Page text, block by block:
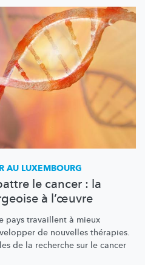
AU LUXEMBOURG
le cancer : la
à l’œuvre
pays travaillent à mieux
de nouvelles thérapies.
de la recherche sur le cancer